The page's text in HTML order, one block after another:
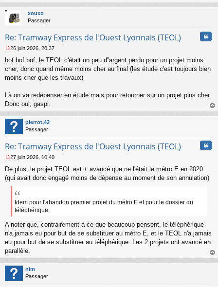
au
xouxo
Passager
Re: Tramway Express de l'Ouest Lyonnais (TEOL)
e
s
s
e
n
o
n
l
u
26 juin 2026, 20:37
bof bof bof, le TEOL c'était un peu d''argent perdu pour un projet moins
cher, donc quand même moins cher au final (les étude c'est toujours bien
moins cher que les travaux)
Là on va redépenser en étude mais pour retourner sur un projet plus cher.
Donc oui, gaspi.
au
pierrot.42
Passager
Re: Tramway Express de l'Ouest Lyonnais (TEOL)
e
s
n
l
u
27 juin 2026, 10:40
De plus, le projet TEOL est + avancé que ne l'était le métro E en 2020
(qui avait donc engagé moins de dépense au moment de son annulation)
Idem pour l'abandon premier projet du métro E et pour le dossier du
téléphérique.
A noter que, contrairement à ce que beaucoup pensent, le téléphérique
n'a jamais eu pour but de se substituer au métro E, et le TEOL n'a jamais
eu pour but de se substituer au téléphérique. Les 2 projets ont avancé en
parallèle.
au
nim
Passager